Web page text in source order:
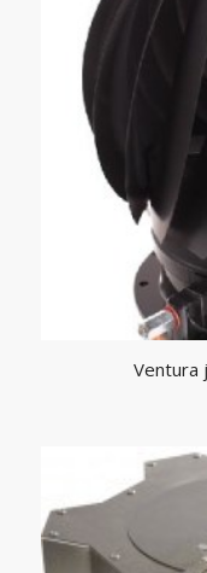
Ventura